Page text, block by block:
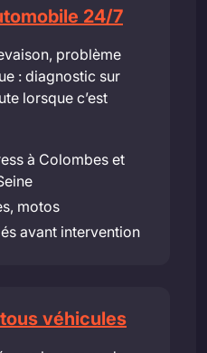
24/7
problème
: diagnostic sur
lorsque c’est
à Colombes et
motos
avant intervention
véhicules